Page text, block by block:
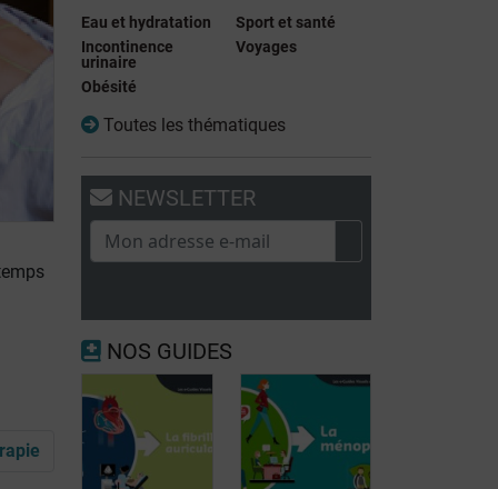
Eau et hydratation
Incontinence
urinaire
Obésité
Sport et santé
Voyages
Toutes les thématiques
NEWSLETTER
NOS GUIDES